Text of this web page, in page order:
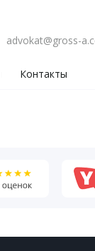
advokat@gross-
Контакты